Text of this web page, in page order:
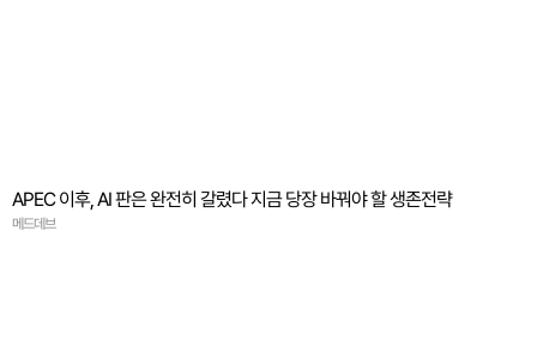
APEC 이후, AI 판은 완전히 갈렸다 지금 당장 바꿔야 할 생존전략
메드데브